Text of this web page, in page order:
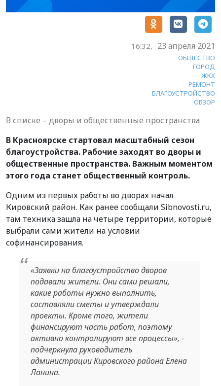
16:32, 23 апреля 2021
ОБЩЕСТВО
ГОРОД
ЖКХ
РЕМОНТ
БЛАГОУСТРОЙСТВО
ОБЗОР
В списке – дворы и общественные пространства
В Красноярске стартовал масштабный сезон
благоустройства. Рабочие заходят во дворы и
общественные пространства. Важным моментом
этого года станет общественный контроль.
Одним из первых работы во дворах начал
Кировский район. Как ранее сообщали Sibnovosti.ru,
там техника зашла на четыре территории, которые
выбрали сами жители на условии
софинансирования.
«Заявки на благоустройство дворов
подавали жители. Они сами решали,
какие работы нужно выполнить,
составляли сметы и утверждали
проекты. Кроме того, жители
финансируют часть работ, поэтому
активно контролируют все процессы», -
подчеркнула руководитель
администрации Кировского района Елена
Ланина.